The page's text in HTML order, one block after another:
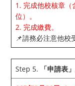
1. 完成他校核章（
位）。
2. 完成繳費。
📌請務必注意他校
Step 5. 「申請表」